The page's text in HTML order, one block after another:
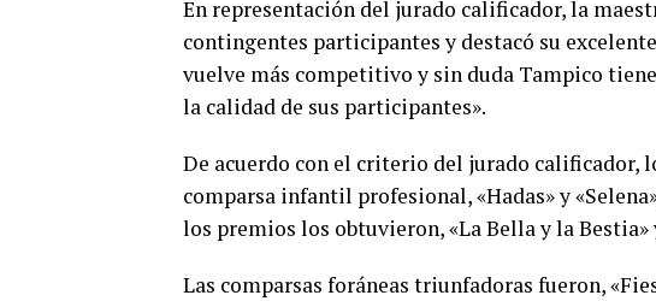
En representación del jurado calificador, la
contingentes participantes y destacó su
vuelve más competitivo y sin duda Tampico
la calidad de sus participantes».
De acuerdo con el criterio del jurado calificador,
comparsa infantil profesional, «Hadas» y
los premios los obtuvieron, «La Bella y la
Las comparsas foráneas triunfadoras fueron,